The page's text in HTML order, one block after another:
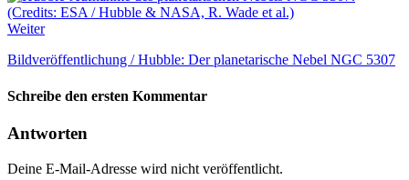
Weiter
Bildveröffentlichung / Hubble: Der planetarische Nebel NGC 5307
Schreibe den ersten Kommentar
Antworten
Deine E-Mail-Adresse wird nicht veröffentlicht.